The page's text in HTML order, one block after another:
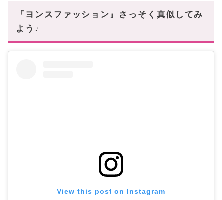
『ヨンスファッション』さっそく真似してみ
よう♪
View this post on Instagram